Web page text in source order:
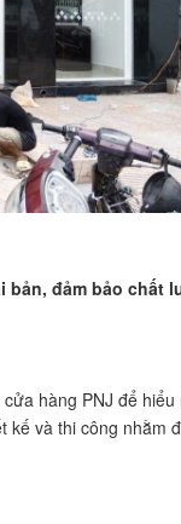
đảm bảo chất
hàng PNJ để
và thi công nhằm